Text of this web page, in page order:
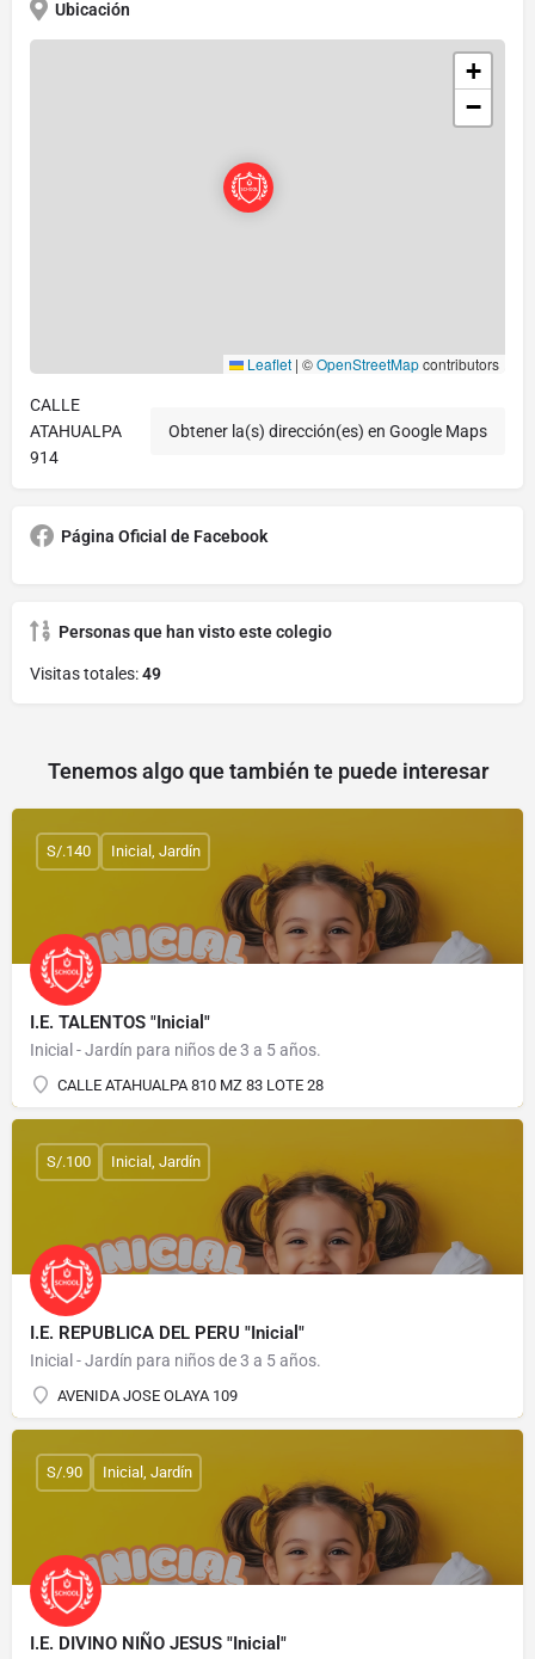
Ubicación
+
−
Leaflet | ©OpenStreetMapcontributors
CALLE
ATAHUALPA
914
Obtener la(s) dirección(es) en Google Maps
Página Oficial de Facebook
Personas que han visto este colegio
Visitas totales:49
Tenemos algo que también te puede interesar
I.E. TALENTOS "Inicial"
Inicial - Jardín para niños de 3 a 5 años.
CALLE ATAHUALPA 810 MZ 83 LOTE 28
S/.140 Inicial, Jardín
I.E. REPUBLICA DEL PERU "Inicial"
Inicial - Jardín para niños de 3 a 5 años.
AVENIDA JOSE OLAYA 109
S/.100 Inicial, Jardín
I.E. DIVINO NIÑO JESUS "Inicial"
S/.90 Inicial, Jardín